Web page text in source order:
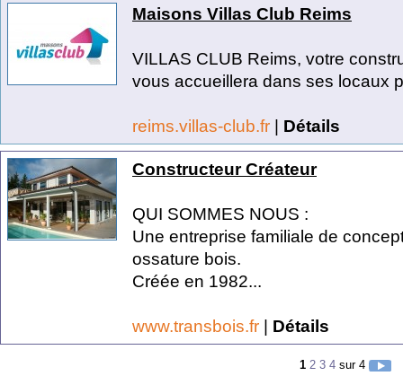
Maisons Villas Club Reims
VILLAS CLUB Reims, votre
vous accueillera dans ses locaux
reims.villas-club.fr | Détails
Constructeur Créateur
QUI SOMMES NOUS :
Une entreprise familiale de
ossature bois.
Créée en 1982...
www.transbois.fr | Détails
1 2 3 4 sur 4